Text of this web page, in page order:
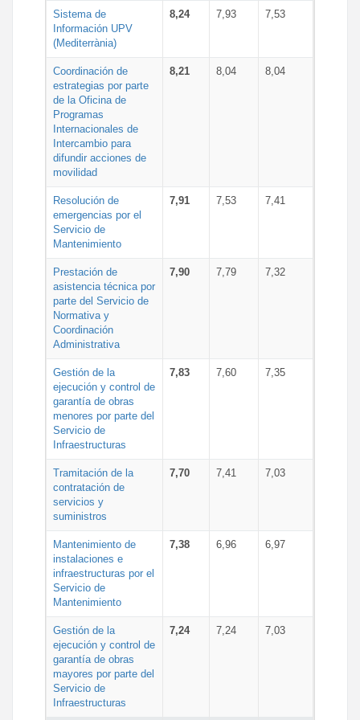
Sistema de
Información UPV
(Mediterrània)
8,24 7,93 7,53
Coordinación de
estrategias por parte
de la Oficina de
Programas
Internacionales de
Intercambio para
difundir acciones de
movilidad
8,21 8,04 8,04
Resolución de
emergencias por el
Servicio de
Mantenimiento
7,91 7,53 7,41
Prestación de
asistencia técnica por
parte del Servicio de
Normativa y
Coordinación
Administrativa
7,90 7,79 7,32
Gestión de la
ejecución y control de
garantía de obras
menores por parte del
Servicio de
Infraestructuras
7,83 7,60 7,35
Tramitación de la
contratación de
servicios y
suministros
7,70 7,41 7,03
Mantenimiento de
instalaciones e
infraestructuras por el
Servicio de
Mantenimiento
7,38 6,96 6,97
Gestión de la
ejecución y control de
garantía de obras
mayores por parte del
Servicio de
Infraestructuras
7,24 7,24 7,03